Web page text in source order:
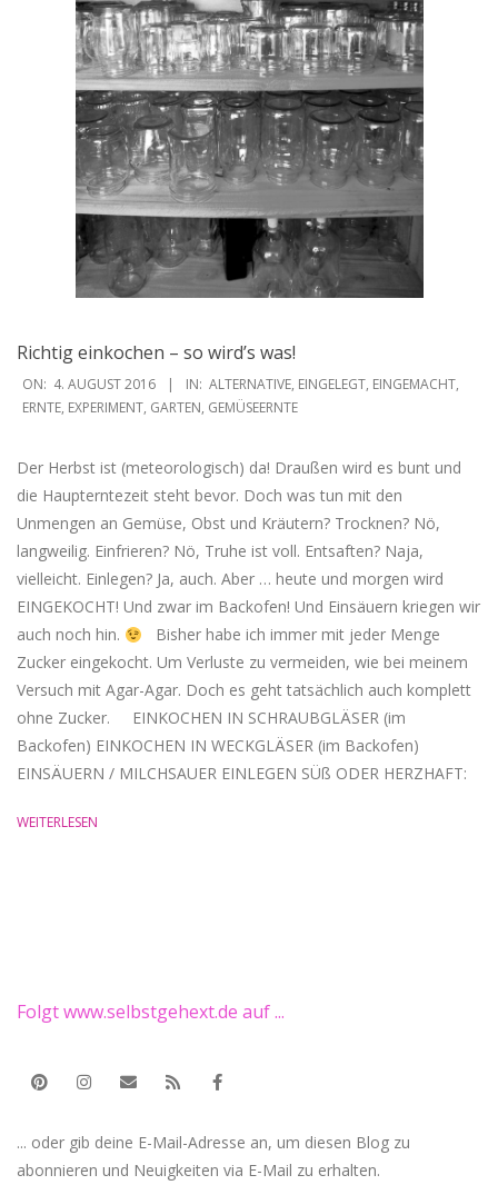
Richtig einkochen – so wird’s was!
2016-
08-
ON: 4. AUGUST 2016 IN: ALTERNATIVE, EINGELEGT, EINGEMACHT,
ERNTE, EXPERIMENT, GARTEN, GEMÜSEERNTE
Der Herbst ist (meteorologisch) da! Draußen wird es bunt und
die Haupterntezeit steht bevor. Doch was tun mit den
Unmengen an Gemüse, Obst und Kräutern? Trocknen? Nö,
langweilig. Einfrieren? Nö, Truhe ist voll. Entsaften? Naja,
vielleicht. Einlegen? Ja, auch. Aber … heute und morgen wird
EINGEKOCHT! Und zwar im Backofen! Und Einsäuern kriegen wir
auch noch hin.
Bisher habe ich immer mit jeder Menge
Zucker eingekocht. Um Verluste zu vermeiden, wie bei meinem
Versuch mit Agar-Agar. Doch es geht tatsächlich auch komplett
ohne Zucker. EINKOCHEN IN SCHRAUBGLÄSER (im
Backofen) EINKOCHEN IN WECKGLÄSER (im Backofen)
EINSÄUERN / MILCHSAUER EINLEGEN SÜß ODER HERZHAFT:
WEITERLESEN
Folgt www.selbstgehext.de auf ...
... oder gib deine E-Mail-Adresse an, um diesen Blog zu
abonnieren und Neuigkeiten via E-Mail zu erhalten.